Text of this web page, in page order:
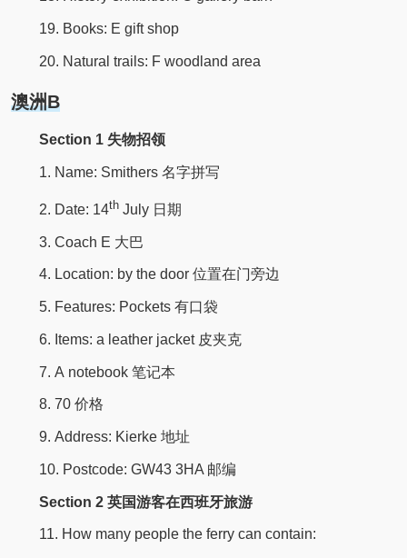
19. Books: E gift shop
20. Natural trails: F woodland area
澳洲B
Section 1 失物招领
1. Name: Smithers 名字拼写
2. Date: 14thJuly 日期
3. Coach E 大巴
4. Location: by the door 位置在门旁边
5. Features: Pockets 有口袋
6. Items: a leather jacket 皮夹克
7. A notebook 笔记本
8. 70 价格
9. Address: Kierke 地址
10. Postcode: GW43 3HA 邮编
Section 2 英国游客在西班牙旅游
11. How many people the ferry can contain: